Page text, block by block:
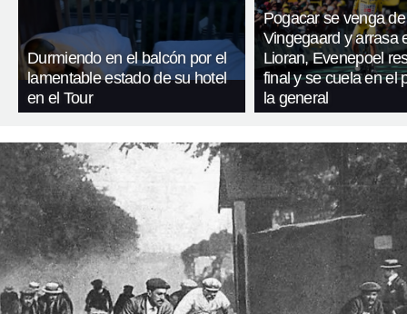
Durmiendo en el balcón por el
lamentable estado de su hotel
en el Tour
Pogacar se venga de
Vingegaard y arrasa
Lioran, Evenepoel
final y se cuela en el
la general